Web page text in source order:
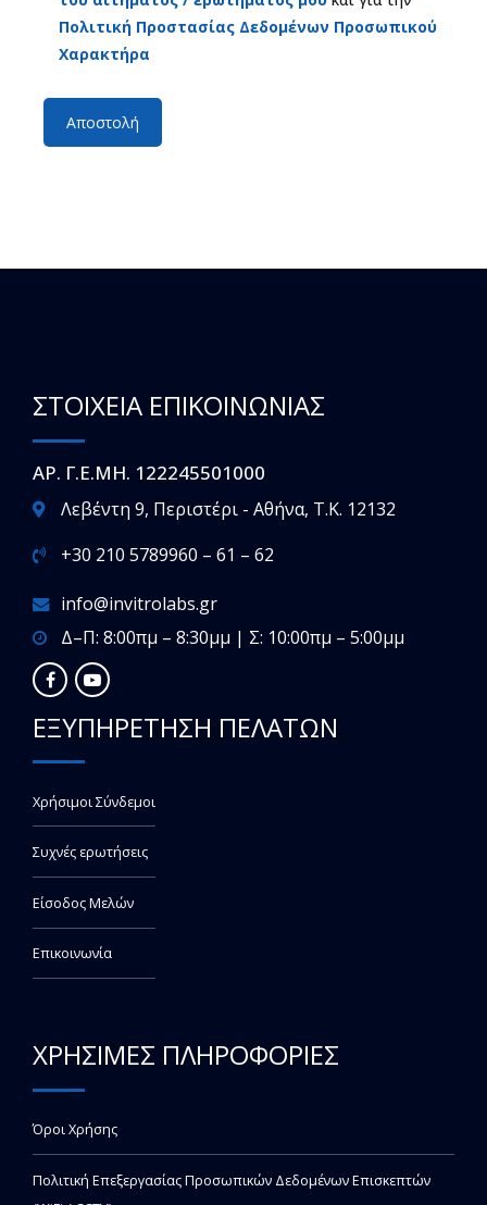
Πολιτική Προστασίας Δεδομένων Προσωπικού
Χαρακτήρα
ΣΤΟΙΧΕΙΑ ΕΠΙΚΟΙΝΩΝΙΑΣ
ΑΡ. Γ.Ε.ΜΗ. 122245501000
Λεβέντη 9, Περιστέρι - Αθήνα, T.K. 12132
+30 210 5789960 – 61 – 62
info@invitrolabs.gr
Δ–Π: 8:00πμ – 8:30μμ | Σ: 10:00πμ – 5:00μμ
ΕΞΥΠΗΡΕΤΗΣΗ ΠΕΛΑΤΩΝ
Χρήσιμοι Σύνδεμοι
Συχνές ερωτήσεις
Είσοδος Μελών
Επικοινωνία
ΧΡΗΣΙΜΕΣ ΠΛΗΡΟΦΟΡΙΕΣ
Όροι Χρήσης
Πολιτική Επεξεργασίας Προσωπικών Δεδομένων Επισκεπτών